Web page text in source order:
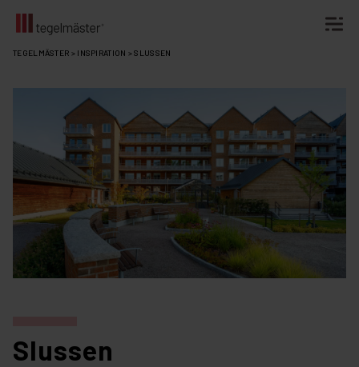
Fortsätt
TEGELMÄSTER > INSPIRATION >SLUSSEN
Slussen